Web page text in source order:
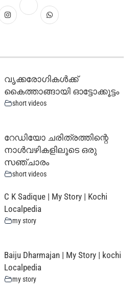
വൃക്കരോഗികൾക്ക്
കൈത്താങ്ങായി ഓട്ടോക്കൂട്ടം
short videos
റേഡിയോ ചരിത്രത്തിന്റെ
നാൾവഴികളിലൂടെ ഒരു
സഞ്ചാരം
short videos
C K Sadique | My Story | Kochi
Localpedia
my story
Baiju Dharmajan | My Story | kochi
Localpedia
my story